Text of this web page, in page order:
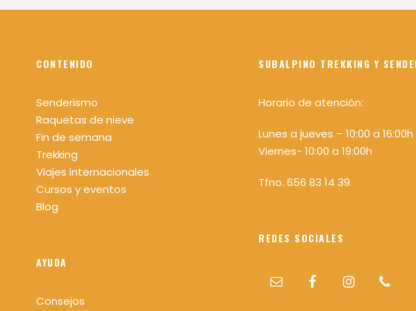
CONTENIDO
Senderismo
Raquetas de nieve
Fin de semana
Trekking
Viajes internacionales
Cursos y eventos
Blog
AYUDA
Consejos
SUBALPINO TREKKING Y
Horario de atención:
Lunes a jueves – 10:00 a 16:00h
Viernes- 10:00 a 19:00h
Tfno. 656 83 14 39
REDES SOCIALES